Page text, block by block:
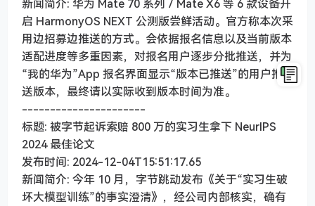
新闻简介: 华为 Mate 70 系列／Mate X6 等 6 款设备开
启 HarmonyOS NEXT 公测版尝鲜活动。官方称本次采
用边招募边推送的方式。会依据报名信息以及当前版本
适配进度等多重因素，对报名用户逐步分批推送，并为
“我的华为”App 报名界面显示“版本已推送”的用户推
送版本，最终请以实际收到版本时间为准。
----------------------
标题: 被字节起诉索赔 800 万的实习生拿下 NeurIPS
2024 最佳论文
发布时间: 2024-12-04T15:51:17.65
新闻简介: 今年 10 月，字节跳动发布《关于“实习生破
坏大模型训练”的事实澄清》，经公司内部核实，确有